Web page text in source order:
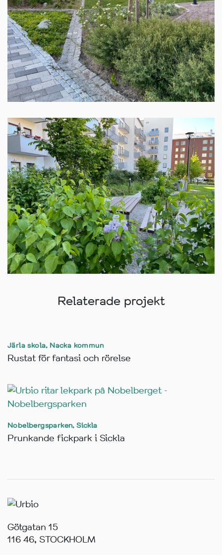
Relaterade projekt
Järla skola, Nacka kommun
Rustat för fantasi och rörelse
Nobelbergsparken, Sickla
Prunkande fickpark i Sickla
Götgatan 15
116 46, STOCKHOLM